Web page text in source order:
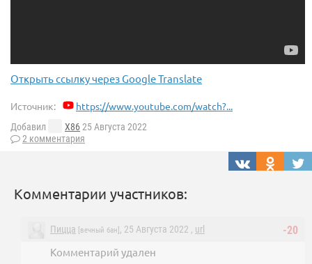
Открыть ссылку через Google Translate
Источник: https://www.youtube.com/watch?...
Добавил X8625 Августа 2022
2 комментария
Комментарии участников:
-20
Пицца [вечный бан] , 25 Августа 2022 , url
Комментарий удален